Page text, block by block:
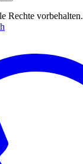
Rechte vorbehalten.